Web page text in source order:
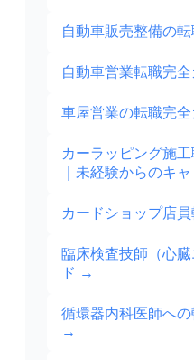
自動車販売整備の
自動車営業転職完全
車屋営業の転職完全
カーラッピング施
｜未経験からのキ
カードショップ店
臨床検査技師（心
ド →
循環器内科医師へ
→